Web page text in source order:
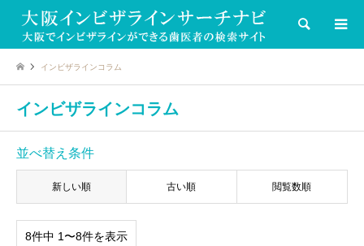
検索
インビザラインコラム
インビザラインコラム
並べ替え条件
新しい順 古い順 閲覧数順
8件中 1〜8件を表示